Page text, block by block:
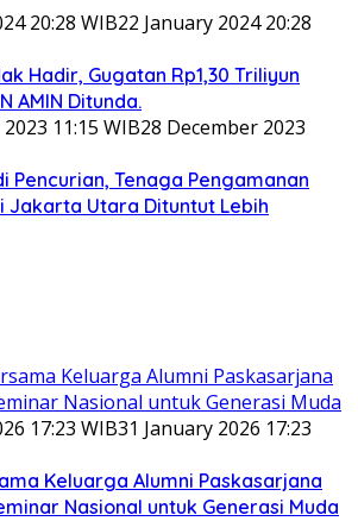
20:28 WIB22 January 2024 20:28
Hadir, Gugatan Rp1,30 Triliyun
AMIN Ditunda.
11:15 WIB28 December 2023
Pencurian, Tenaga Pengamanan
Jakarta Utara Dituntut Lebih
17:23 WIB31 January 2026 17:23
Keluarga Alumni Paskasarjana
Nasional untuk Generasi Muda